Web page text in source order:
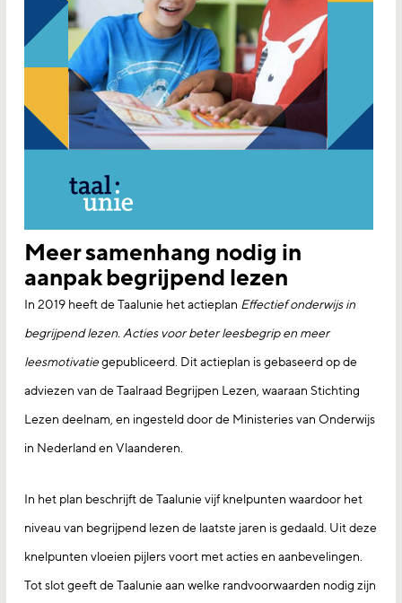
Meer samenhang nodig in
aanpak begrijpend lezen
In 2019 heeft de Taalunie het actieplan Effectief onderwijs in
begrijpend lezen. Acties voor beter leesbegrip en meer
leesmotivatiegepubliceerd. Dit actieplan is gebaseerd op de
adviezen van de Taalraad Begrijpen Lezen, waaraan Stichting
Lezen deelnam, en ingesteld door de Ministeries van Onderwijs
in Nederland en Vlaanderen.
In het plan beschrijft de Taalunie vijf knelpunten waardoor het
niveau van begrijpend lezen de laatste jaren is gedaald. Uit deze
knelpunten vloeien pijlers voort met acties en aanbevelingen.
Tot slot geeft de Taalunie aan welke randvoorwaarden nodig zijn